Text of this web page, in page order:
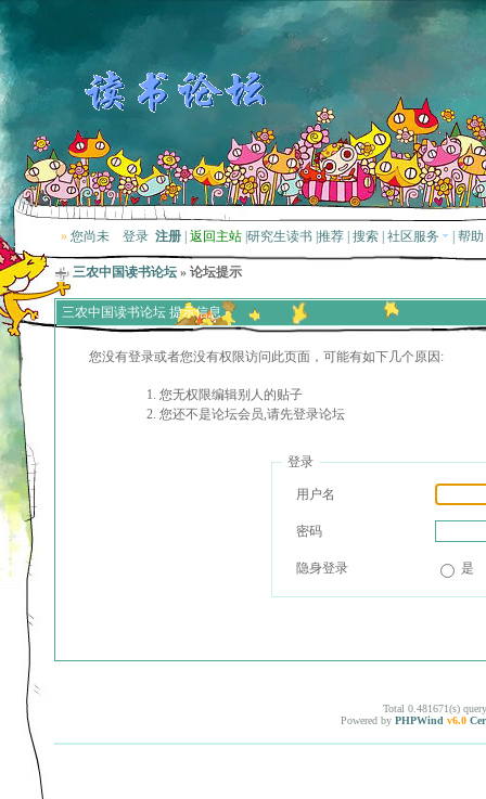
» 您尚未 登录 注册 返回主站 研究生读书 推荐 搜索 社区服务 帮助
三农中国读书论坛 » 论坛提示
三农中国读书论坛 提示信息
您没有登录或者您没有权限访问此页面，可能有如下几个原因:
您无权限编辑别人的贴子
您还不是论坛会员,请先登录论坛
登录
用户名
密码
隐身登录 是
Total 0.481671(s)
Powered by PHPWind v6.0